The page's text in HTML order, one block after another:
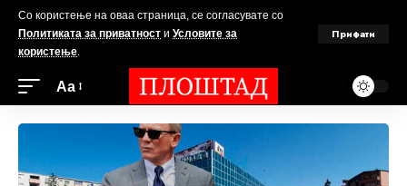
Со користење на оваа страница, се согласувате со
Политиката за приватност и Условите за
користење.
Прифати
Аа